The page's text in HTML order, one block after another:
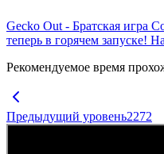
Gecko Out - Братская игра
теперь в горячем запуске!
Рекомендуемое время
Предыдущий уровень2272